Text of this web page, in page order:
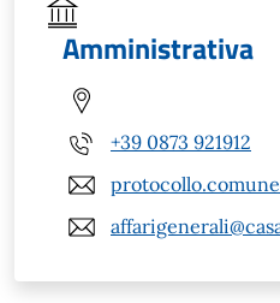
Amministrativa
+39 0873 921912